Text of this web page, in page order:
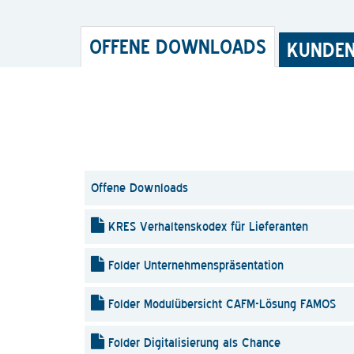
OFFENE DOWNLOADS
Offene Downloads
KRES Verhaltenskodex für Lieferanten
Folder Unternehmenspräsentation
Folder Modulübersicht CAFM-Lösung FAMOS
Folder Digitalisierung als Chance